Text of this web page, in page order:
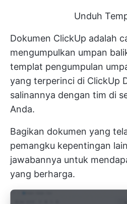
Unduh
Dokumen ClickUp adalah
mengumpulkan umpan
templat pengumpulan
yang terperinci di ClickUp
salinannya dengan tim di
Anda.
Bagikan dokumen yang
pemangku kepentingan
jawabannya untuk
yang berharga.